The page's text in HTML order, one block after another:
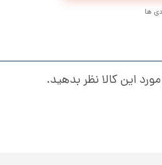
ها
این کالا نظر بدهید.